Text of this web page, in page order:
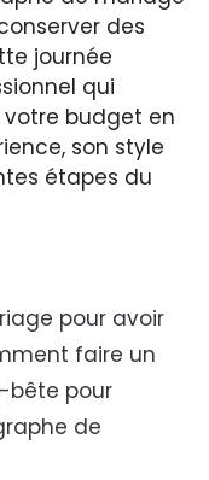
des
journée
qui
budget en
son style
étapes du
pour avoir
faire un
bête pour
de